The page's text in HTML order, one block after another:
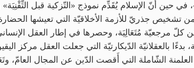
جذريّ للأزمة الأخلاقيّة التي تعيشها الحضارة
كلّ مرجعيّة مُتَعَالِيَة، وحصرها في إطار العقل
بالعقلانيّة الدّيكارتيّة التي جعلت العقل مركز
الشّاملة التي أَقصت الدّين عن المجال العامّ،